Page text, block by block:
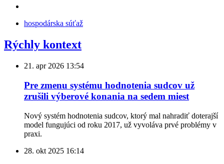
hospodárska súťaž
Rýchly kontext
21. apr 2026 13:54
Pre zmenu systému hodnotenia sudcov už
zrušili výberové konania na sedem miest
Nový systém hodnotenia sudcov, ktorý mal nahradiť doterajší
model fungujúci od roku 2017, už vyvoláva prvé problémy v
praxi.
28. okt 2025 16:14